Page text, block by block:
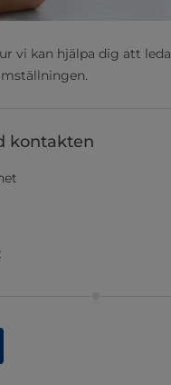
vi kan hjälpa dig att leda
kontakten